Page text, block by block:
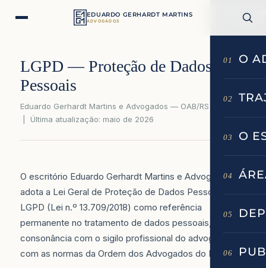
EDUARDO GERHARDT MARTINS
ADVOGADOS
01 O
02
03 O
04
05
06
LGPD — Proteção de Dados
Pessoais
Eduardo Gerhardt Martins e Advogados — OAB/RS 54.435
| Última atualização: maio de 2026
O escritório Eduardo Gerhardt Martins e Advogados
adota a Lei Geral de Proteção de Dados Pessoais —
LGPD (Lei n.º 13.709/2018) como referência
permanente no tratamento de dados pessoais, em
consonância com o sigilo profissional do advogado e
com as normas da Ordem dos Advogados do Brasil.